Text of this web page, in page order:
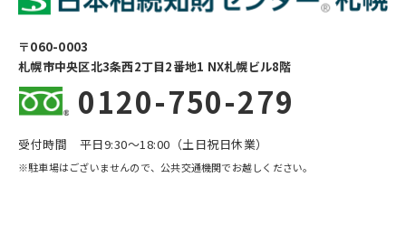
〒060-0003
札幌市中央区北3条西2丁目2番地1 NX札幌ビル8階
0120-750-279
受付時間 平日9:30〜18:00（土日祝日休業）
※駐車場はございませんので、公共交通機関でお越しください。